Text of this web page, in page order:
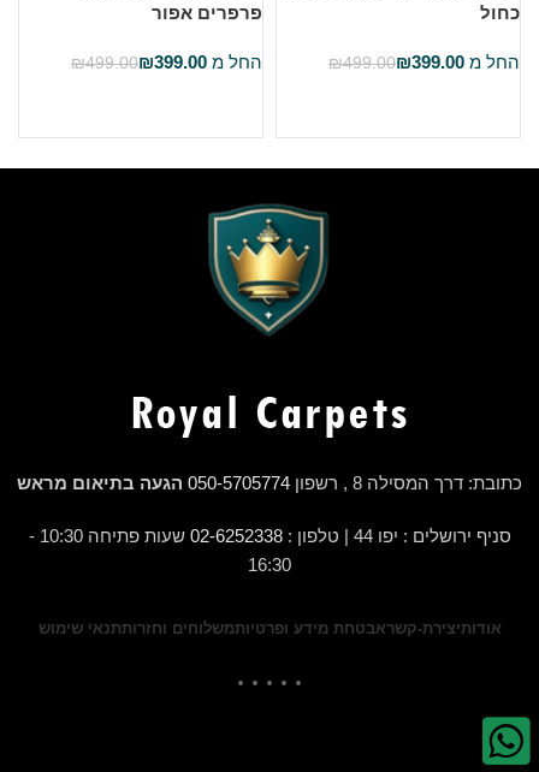
כחול
החל מ ₪399.00
₪499.00
פרפרים אפור
החל מ ₪399.00
₪499.00
כתובת: דרך המסילה 8 , רשפון 050-5705774 הגעה בתיאום מראש
סניף ירושלים : יפו 44 | טלפון : 02-6252338
שעות פתיחה 10:30 -
16:30
אודותיצירת-קשראבטחת מידע ופרטיותמשלוחים וחזרותתנאי שימוש